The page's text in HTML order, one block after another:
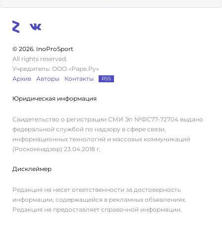
© 2026. InoProSport
All rights reserved.
Учредитель: ООО «Раре.Ру»
Архив
Авторы Контакты RSS
Юридическая информация
Свидетельство о регистрации СМИ Эл №ФС77-72704 выдано
федеральной службой по надзору в сфере связи,
информационных технологий и массовых коммуникаций
(Роскомнадзор) 23.04.2018 г.
Дисклеймер
Редакция не несет ответственности за достоверность
информации, содержащейся в рекламных объявлениях.
Редакция не предоставляет справочной информации.